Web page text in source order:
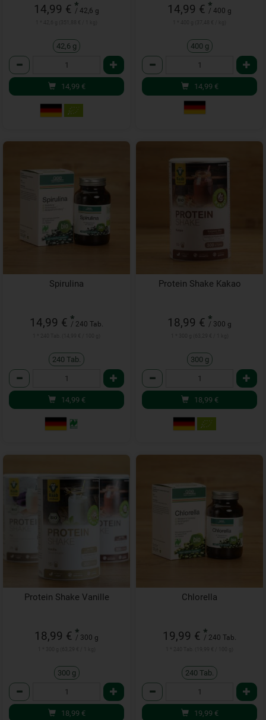
14,99 € *
/ 42,6 g
42,6 g
Anzahl
14,99 €
14,99 € *
/ 400 g
400 g
Anzahl
14,99 €
Spirulina
14,99 € *
/ 240 Tab.
240 Tab.
Anzahl
14,99 €
Protein Shake Kakao
18,99 € *
/ 300 g
300 g
Anzahl
18,99 €
Protein Shake Vanille
18,99 € *
/ 300 g
300 g
Anzahl
18,99 €
Chlorella
19,99 € *
/ 240 Tab.
240 Tab.
Anzahl
19,99 €